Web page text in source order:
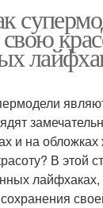
и на
В этой
лайфхаках,